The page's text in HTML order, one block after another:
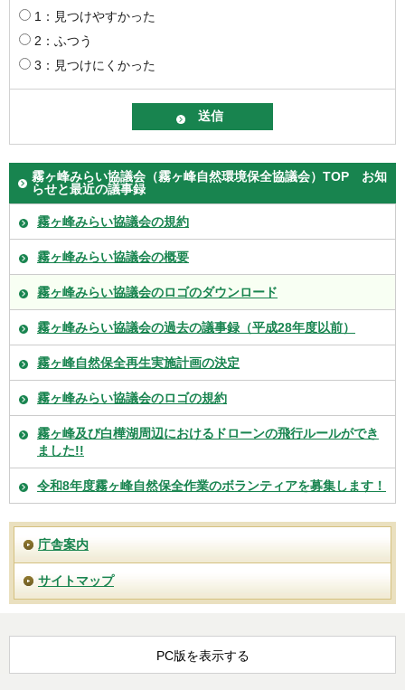
1：見つけやすかった
2：ふつう
3：見つけにくかった
霧ヶ峰みらい協議会（霧ヶ峰自然環境保全協議会）TOP お知
らせと最近の議事録
霧ヶ峰みらい協議会の規約
霧ヶ峰みらい協議会の概要
霧ヶ峰みらい協議会のロゴのダウンロード
霧ヶ峰みらい協議会の過去の議事録（平成28年度以前）
霧ヶ峰自然保全再生実施計画の決定
霧ヶ峰みらい協議会のロゴの規約
霧ヶ峰及び白樺湖周辺におけるドローンの飛行ルールができ
ました!!
令和8年度霧ヶ峰自然保全作業のボランティアを募集します！
庁舎案内
サイトマップ
PC版を表示する